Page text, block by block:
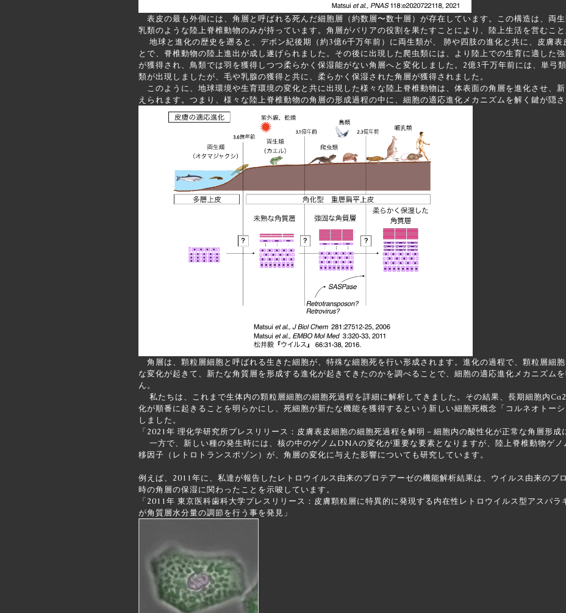
表皮の最も外側には、角層と呼ばれる死んだ細胞層（約数層〜数十層）が存在しています。この構造は、両
乳類のような陸上脊椎動物のみが持っています。角層がバリアの役割を果たすことにより、陸上生活を営むこと
地球と進化の歴史を遡ると、デボン紀後期（約3億6千万年前）に両生類が、 肺や四肢の進化と共に、皮膚表
とで、脊椎動物の陸上進出が成し遂げられました。その後に出現した爬虫類には、より陸上での生育に適した
が獲得され、鳥類では羽を獲得しつつ柔らかく保湿能がない角層へと変化しました。2億3千万年前には、単弓
類が出現しましたが、毛や乳腺の獲得と共に、柔らかく保湿された角層が獲得されました。
このように、地球環境や生育環境の変化と共に出現した様々な陸上脊椎動物は、体表面の角層を進化させ、
えられます。つまり、様々な陸上脊椎動物の角層の形成過程の中に、細胞の適応進化メカニズムを解く鍵が隠さ
角層は、顆粒層細胞と呼ばれる生きた細胞が、特殊な細胞死を行い形成されます。進化の過程で、顆粒層細
な変化が起きて、新たな角質層を形成する進化が起きてきたのかを調べることで、細胞の適応進化メカニズム
ん。
私たちは、これまで生体内の顆粒層細胞の細胞死過程を詳細に解析してきました。その結果、長期細胞内
化が順番に起きることを明らかにし、死細胞が新たな機能を獲得するという新しい細胞死概念「コルネオト
しました。
「2021年 理化学研究所プレスリリース：皮膚表皮細胞の細胞死過程を解明－細胞内の酸性化が正常な角層形成
一方で、新しい種の発生時には、核の中のゲノムDNAの変化が重要な要素となりますが、陸上脊椎動物ゲノ
移因子（レトロトランスポゾン）が、角層の変化に与えた影響についても研究しています。
例えば、2011年に、私達が報告したレトロウイルス由来のプロテアーゼの機能解析結果は、ウイルス由来のプ
時の角層の保湿に関わったことを示唆しています。
「2011年 東京医科歯科大学プレスリリース：皮膚顆粒層に特異的に発現する内在性レトロウイルス型アスパ
が角質層水分量の調節を行う事を発見 」